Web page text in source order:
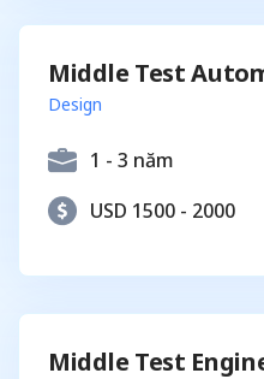
Middle Test
Design
1 - 3 năm
USD 1500 - 2000
Middle Test